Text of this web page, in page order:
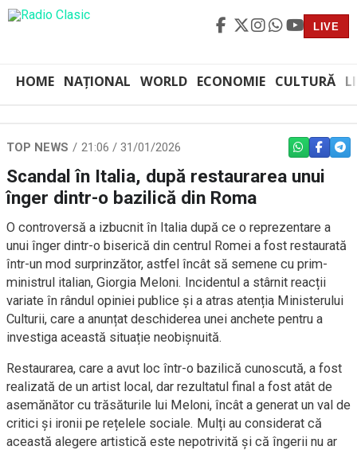
LIVE
HOME NAȚIONAL WORLD ECONOMIE CULTURĂ
TOP NEWS 21:06 / 31/01/2026 WHATSAPP
Scandal în Italia, după restaurarea unui
înger dintr-o bazilică din Roma
O controversă a izbucnit în Italia după ce o reprezentare a
unui înger dintr-o biserică din centrul Romei a fost restaurată
într-un mod surprinzător, astfel încât să semene cu prim-
ministrul italian, Giorgia Meloni. Incidentul a stârnit reacții
variate în rândul opiniei publice și a atras atenția Ministerului
Culturii, care a anunțat deschiderea unei anchete pentru a
investiga această situație neobișnuită.
Restaurarea, care a avut loc într-o bazilică cunoscută, a fost
realizată de un artist local, dar rezultatul final a fost atât de
asemănător cu trăsăturile lui Meloni, încât a generat un val de
critici și ironii pe rețelele sociale. Mulți au considerat că
această alegere artistică este nepotrivită și că îngerii nu ar